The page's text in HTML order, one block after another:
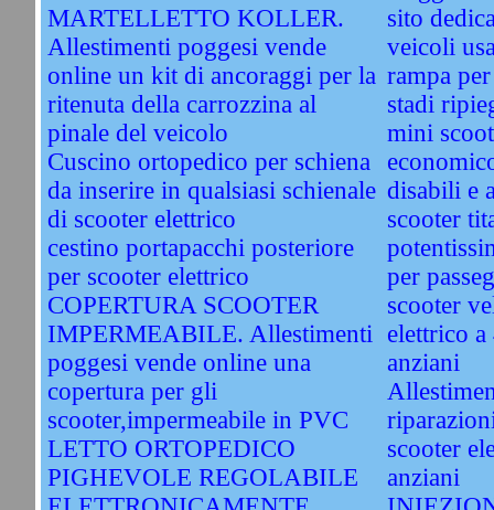
MARTELLETTO KOLLER.
Allestimenti poggesi vende
online un kit di ancoraggi per la
ritenuta della carrozzina al
pinale del veicolo
Cuscino ortopedico per schiena
da inserire in qualsiasi schienale
di scooter elettrico
cestino portapacchi posteriore
per scooter elettrico
COPERTURA SCOOTER
IMPERMEABILE. Allestimenti
poggesi vende online una
copertura per gli
scooter,impermeabile in PVC
LETTO ORTOPEDICO
PIGHEVOLE REGOLABILE
sito
veicoli
rampa
stadi
mini
disabili e
scooter
per
scooter
elettrico
anziani
scooter
anziani